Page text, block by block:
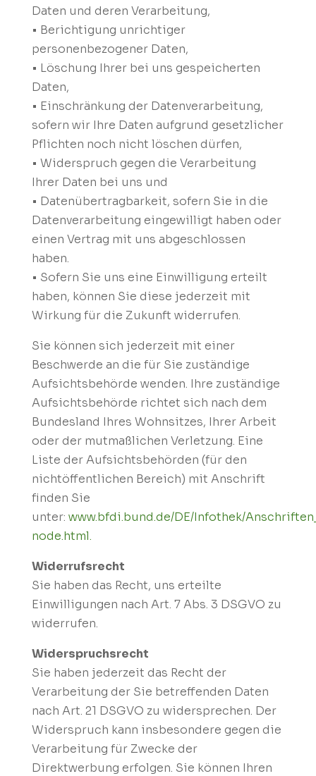
Daten und deren Verarbeitung,
• Berichtigung unrichtiger
personenbezogener Daten,
• Löschung Ihrer bei uns gespeicherten
Daten,
• Einschränkung der Datenverarbeitung,
sofern wir Ihre Daten aufgrund gesetzlicher
Pflichten noch nicht löschen dürfen,
• Widerspruch gegen die Verarbeitung
Ihrer Daten bei uns und
• Datenübertragbarkeit, sofern Sie in die
Datenverarbeitung eingewilligt haben oder
einen Vertrag mit uns abgeschlossen
haben.
• Sofern Sie uns eine Einwilligung erteilt
haben, können Sie diese jederzeit mit
Wirkung für die Zukunft widerrufen.
Sie können sich jederzeit mit einer
Beschwerde an die für Sie zuständige
Aufsichtsbehörde wenden. Ihre zuständige
Aufsichtsbehörde richtet sich nach dem
Bundesland Ihres Wohnsitzes, Ihrer Arbeit
oder der mutmaßlichen Verletzung. Eine
Liste der Aufsichtsbehörden (für den
nichtöffentlichen Bereich) mit Anschrift
finden Sie
unter: www.bfdi.bund.de/DE/Infothek/
node.html.
Widerrufsrecht
Sie haben das Recht, uns erteilte
Einwilligungen nach Art. 7 Abs. 3 DSGVO zu
widerrufen.
Widerspruchsrecht
Sie haben jederzeit das Recht der
Verarbeitung der Sie betreffenden Daten
nach Art. 21 DSGVO zu widersprechen. Der
Widerspruch kann insbesondere gegen die
Verarbeitung für Zwecke der
Direktwerbung erfolgen. Sie können Ihren